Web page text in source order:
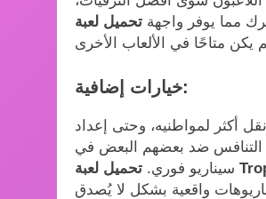
مما يوفر واجهة تحميل لعبة Tropico 6
خيارات إضافية:
أكثر لمواطنيه، وحتى إعداد
التنافس ضد بعضهم البعض في
سيناريو فوري.